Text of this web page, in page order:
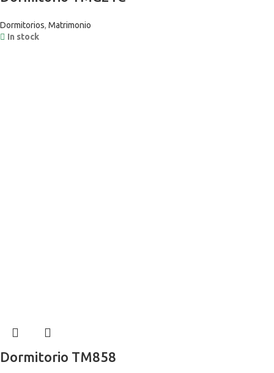
Dormitorios, Matrimonio
In stock
Dormitorio TM858